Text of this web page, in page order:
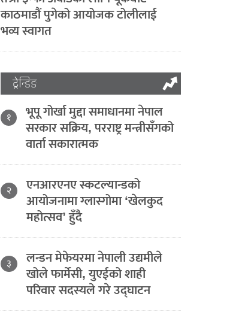
काठमाडौं पुगेको आयोजक टोलीलाई
भव्य स्वागत
ट्रेन्डिङ
१ भूपू गोर्खा मुद्दा समाधानमा नेपाल
सरकार सक्रिय, परराष्ट्र मन्त्रीसँगको
वार्ता सकारात्मक
२ एनआरएनए स्कटल्यान्डको
आयोजनामा ग्लास्गोमा ‘खेलकुद
महोत्सव’ हुँदै
३ लन्डन मेफेयरमा नेपाली उद्यमीले
खोले फार्मेसी, युएईको शाही
परिवार सदस्यले गरे उद्घाटन